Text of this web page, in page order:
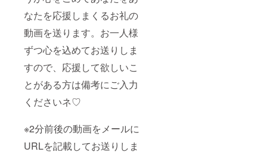
なたを応援しまくるお礼の
動画を送ります。お一人様
ずつ心を込めてお送りしま
すので、応援して欲しいこ
とがある方は備考にご入力
くださいネ♡
※2分前後の動画をメールに
URLを記載してお送りしま